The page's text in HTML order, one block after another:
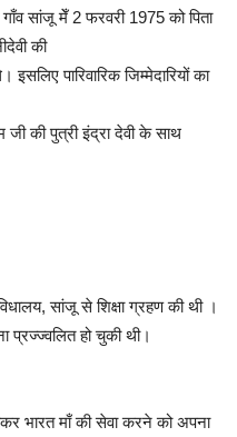
सांजू मेँ 2 फरवरी 1975 को पिता
की
पारिवारिक जिम्मेदारियों का
जी की पुत्री इंद्रा देवी के साथ
सांजू से शिक्षा ग्रहण की थी ।
प्रज्ज्वलित हो चुकी थी।
भारत माँ की सेवा करने को अपना